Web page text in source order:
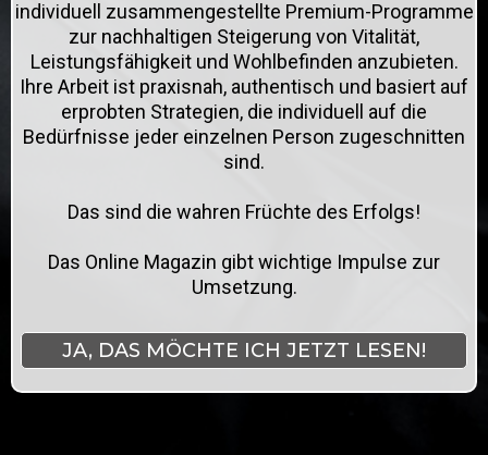
individuell zusammengestellte Premium-Programme
zur nachhaltigen Steigerung von Vitalität,
Leistungsfähigkeit und Wohlbefinden anzubieten.
Ihre Arbeit ist praxisnah, authentisch und basiert auf
erprobten Strategien, die individuell auf die
Bedürfnisse jeder einzelnen Person zugeschnitten
sind.
Das sind die wahren Früchte des Erfolgs!
Das Online Magazin gibt wichtige Impulse zur
Umsetzung.
JA, DAS MÖCHTE ICH JETZT LESEN!